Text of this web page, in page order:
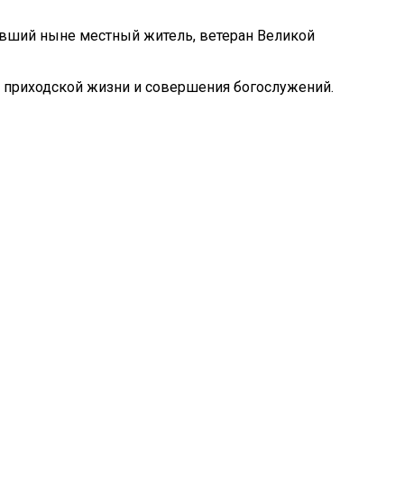
ныне местный житель, ветеран Великой
жизни и совершения богослужений.